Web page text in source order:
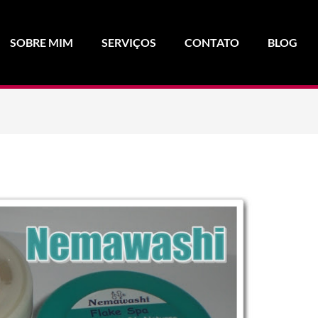
SOBRE MIM SERVIÇOS CONTATO BLOG